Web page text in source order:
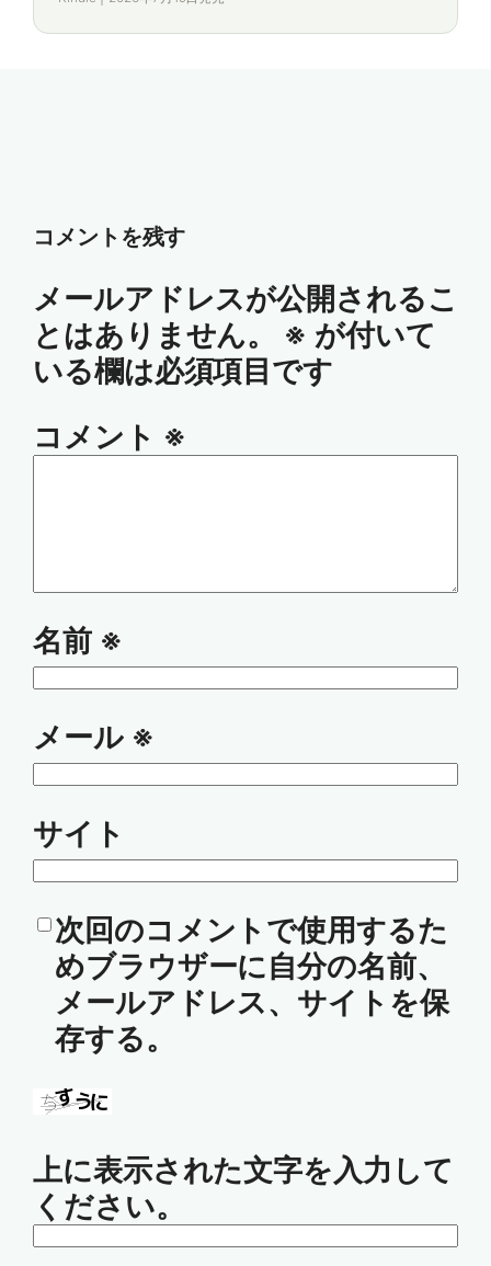
コメントを残す
メールアドレスが公開されるこ
とはありません。
※ が付いて
いる欄は必須項目です
コメント ※
名前 ※
メール ※
サイト
次回のコメントで使用するた
めブラウザーに自分の名前、
メールアドレス、サイトを保
存する。
上に表示された文字を入力して
ください。